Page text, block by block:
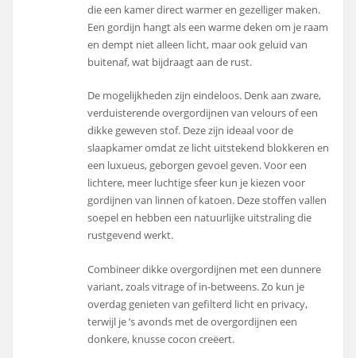
die een kamer direct warmer en gezelliger maken.
Een gordijn hangt als een warme deken om je raam
en dempt niet alleen licht, maar ook geluid van
buitenaf, wat bijdraagt aan de rust.
De mogelijkheden zijn eindeloos. Denk aan zware,
verduisterende overgordijnen van velours of een
dikke geweven stof. Deze zijn ideaal voor de
slaapkamer omdat ze licht uitstekend blokkeren en
een luxueus, geborgen gevoel geven. Voor een
lichtere, meer luchtige sfeer kun je kiezen voor
gordijnen van linnen of katoen. Deze stoffen vallen
soepel en hebben een natuurlijke uitstraling die
rustgevend werkt.
Combineer dikke overgordijnen met een dunnere
variant, zoals vitrage of in-betweens. Zo kun je
overdag genieten van gefilterd licht en privacy,
terwijl je ’s avonds met de overgordijnen een
donkere, knusse cocon creëert.